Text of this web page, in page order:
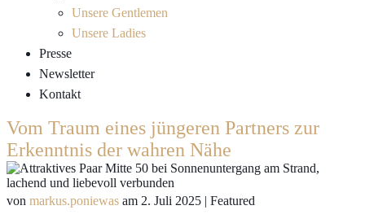
Unsere Gentlemen
Unsere Ladies
Presse
Newsletter
Kontakt
Vom Traum eines jüngeren Partners zur
Erkenntnis der wahren Nähe
von markus.poniewas am 2. Juli 2025 | Featured